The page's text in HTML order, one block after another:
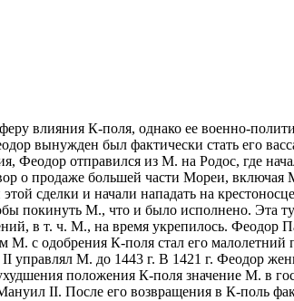
влияния К-поля, однако ее военно-
вынужден был фактически стать его
Феодор отправился из М. на Родос, где
о продаже большей части Мореи, включая
сделки и начали нападать на
покинуть М., что и было исполнено. Эта
в т. ч. М., на время укрепилось. Феодор
М. с одобрения К-поля стал его
М. до 1443 г. В 1421 г. Феодор
положения К-поля значение М. в
II. После его возвращения в К-поль